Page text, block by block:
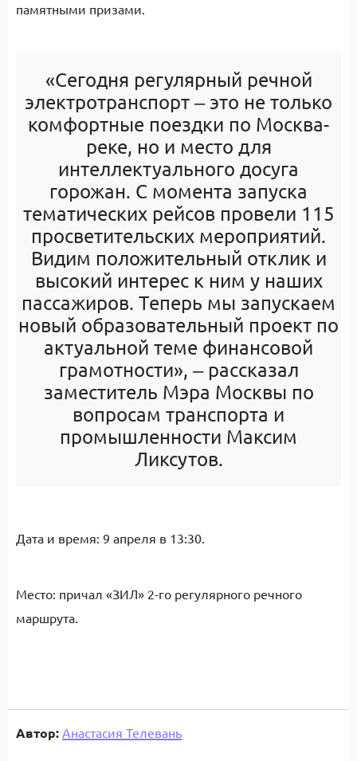
памятными призами.
«Сегодня регулярный речной
электротранспорт ‒ это не только
комфортные поездки по Москва-
реке, но и место для
интеллектуального досуга
горожан. С момента запуска
тематических рейсов провели 115
просветительских мероприятий.
Видим положительный отклик и
высокий интерес к ним у наших
пассажиров. Теперь мы запускаем
новый образовательный проект по
актуальной теме финансовой
грамотности», ‒ рассказал
заместитель Мэра Москвы по
вопросам транспорта и
промышленности Максим
Ликсутов.
Дата и время: 9 апреля в 13:30.
Место: причал «ЗИЛ» 2-го регулярного речного
маршрута.
Автор: Анастасия Телевань